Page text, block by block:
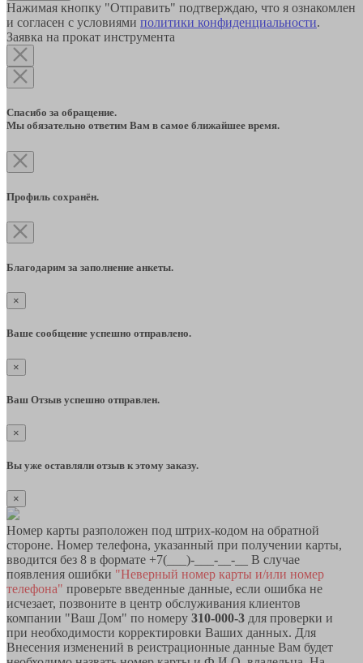
Нажимая кнопку "Отправить" подтверждаю, что я ознакомлен
и согласен с условиями политики конфиденциальности.
Заявка на прокат инструмента
Спасибо за обращение.
Мы обязательно ответим Вам в самое ближайшее время.
Профиль сохранён.
Благодарим за заполнение анкеты.
×
Ваше сообщение успешно отправлено.
×
Ваш Отзыв успешно отправлен.
×
Вы уже оставляли отзыв к этому заказу.
×
Номер карты разположен под штрих-кодом на обратной
стороне. Номер телефона, указанный при получении карты,
вводится без 8 в формате +7(___)-___-__-__ В случае
появления ошибки "Неверный номер карты и/или номер
телефона" проверьте введенные данные, если ошибка не
исчезает, позвоните в центр обслуживания клиентов
компании "Ваш Дом" по номеру 310-000-3 для проверки и
при необходимости корректировки Ваших данных. Для
Внесения изменений в реистрационные данные Вам будет